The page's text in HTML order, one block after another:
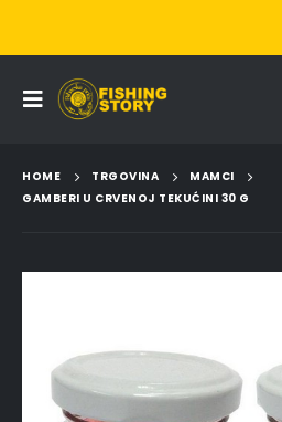
HOME TRGOVINA
MAMCI
GAMBERI U CRVENOJ TEKUĆINI 30 G